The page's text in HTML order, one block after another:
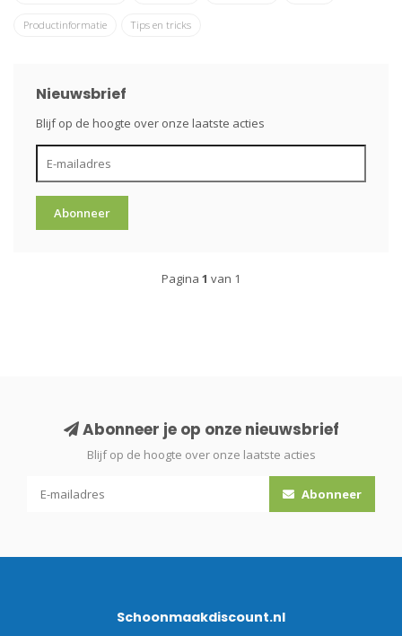
Productinformatie Tips en tricks
Nieuwsbrief
Blijf op de hoogte over onze laatste acties
Abonneer
Pagina 1 van 1
Abonneer je op onze nieuwsbrief
Blijf op de hoogte over onze laatste acties
Abonneer
Schoonmaakdiscount.nl